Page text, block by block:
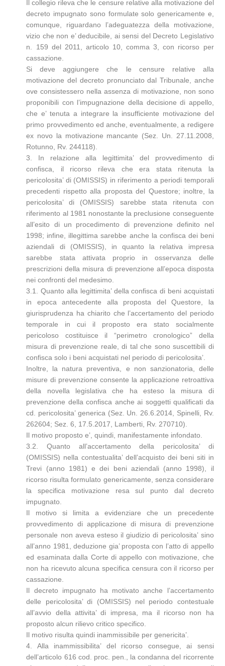
Il collegio rileva che le censure relative alla motivazione del
decreto impugnato sono formulate solo genericamente e,
comunque, riguardano l’adeguatezza della motivazione,
vizio che non e’ deducibile, ai sensi del Decreto Legislativo
n. 159 del 2011, articolo 10, comma 3, con ricorso per
cassazione.
Si deve aggiungere che le censure relative alla
motivazione del decreto pronunciato dal Tribunale, anche
ove consistessero nella assenza di motivazione, non sono
proponibili con l’impugnazione della decisione di appello,
che e’ tenuta a integrare la insufficiente motivazione del
primo provvedimento ed anche, eventualmente, a redigere
ex novo la motivazione mancante (Sez. Un. 27.11.2008,
Rotunno, Rv. 244118).
3. In relazione alla legittimita’ del provvedimento di
confisca, il ricorso rileva che era stata ritenuta la
pericolosita’ di (OMISSIS) in riferimento a periodi temporali
precedenti rispetto alla proposta del Questore; inoltre, la
pericolosita’ di (OMISSIS) sarebbe stata ritenuta con
riferimento al 1981 nonostante la preclusione conseguente
all’esito di un procedimento di prevenzione definito nel
1998; infine, illegittima sarebbe anche la confisca dei beni
aziendali di (OMISSIS), in quanto la relativa impresa
sarebbe stata attivata proprio in osservanza delle
prescrizioni della misura di prevenzione all’epoca disposta
nei confronti del medesimo.
3.1. Quanto alla legittimita’ della confisca di beni acquistati
in epoca antecedente alla proposta del Questore, la
giurisprudenza ha chiarito che l’accertamento del periodo
temporale in cui il proposto era stato socialmente
pericoloso costituisce il “perimetro cronologico” della
misura di prevenzione reale, di tal che sono suscettibili di
confisca solo i beni acquistati nel periodo di pericolosita’.
Inoltre, la natura preventiva, e non sanzionatoria, delle
misure di prevenzione consente la applicazione retroattiva
della novella legislativa che ha esteso la misura di
prevenzione della confisca anche ai soggetti qualificati da
cd. pericolosita’ generica (Sez. Un. 26.6.2014, Spinelli, Rv.
262604; Sez. 6, 17.5.2017, Lamberti, Rv. 270710).
Il motivo proposto e’, quindi, manifestamente infondato.
3.2. Quanto all’accertamento della pericolosita’ di
(OMISSIS) nella contestualita’ dell’acquisto dei beni siti in
Trevi (anno 1981) e dei beni aziendali (anno 1998), il
ricorso risulta formulato genericamente, senza considerare
la specifica motivazione resa sul punto dal decreto
impugnato.
Il motivo si limita a evidenziare che un precedente
provvedimento di applicazione di misura di prevenzione
personale non aveva esteso il giudizio di pericolosita’ sino
all’anno 1981, deduzione gia’ proposta con l’atto di appello
ed esaminata dalla Corte di appello con motivazione, che
non ha ricevuto alcuna specifica censura con il ricorso per
cassazione.
Il decreto impugnato ha motivato anche l’accertamento
delle pericolosita’ di (OMISSIS) nel periodo contestuale
all’avvio della attivita’ di impresa, ma il ricorso non ha
proposto alcun rilievo critico specifico.
Il motivo risulta quindi inammissibile per genericita’.
4. Alla inammissibilita’ del ricorso consegue, ai sensi
dell’articolo 616 cod. proc. pen., la condanna del ricorrente